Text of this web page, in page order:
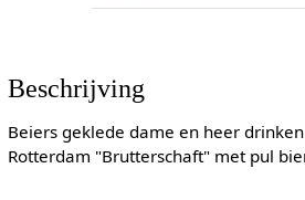
Beschrijving
Beiers geklede dame en heer
Rotterdam "Brutterschaft" met pul